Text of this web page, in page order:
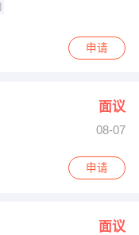
申请
面议
08-07
申请
面议